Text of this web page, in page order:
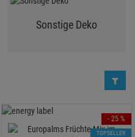
Sonstige Deko
- 25 %
TOPSELLER